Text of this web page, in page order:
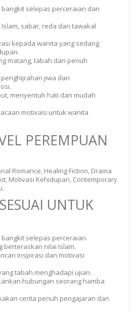
selepas perceraian dan
sabar, reda dan tawakal
kepada wanita yang sedang
matang, tabah dan penuh
jiwa dan
menyentuh hati dan mudah
motivasi untuk wanita
PEREMPUAN
Romance, Healing Fiction, Drama
Motivasi Kehidupan, Contemporary
UNTUK
selepas perceraian.
berteraskan nilai Islam.
inspirasi dan motivasi
tabah menghadapi ujian.
hubungan seorang hamba
cerita penuh pengajaran dan